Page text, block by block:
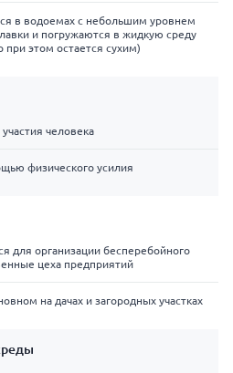
в водоемах с небольшим уровнем
и погружаются в жидкую среду
при этом остается сухим)
человека
физического усилия
организации бесперебойного
цеха предприятий
на дачах и загородных участках